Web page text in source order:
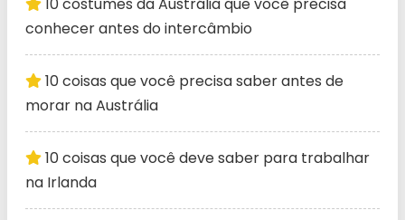
10 costumes da Austrália que você precisa
conhecer antes do intercâmbio
10 coisas que você precisa saber antes de
morar na Austrália
10 coisas que você deve saber para trabalhar
na Irlanda